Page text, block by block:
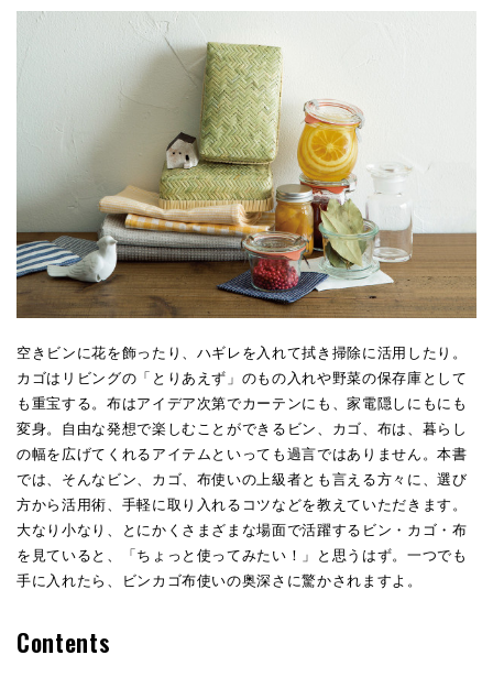
空きビンに花を飾ったり、ハギレを入れて拭き掃除に活用したり。
カゴはリビングの「とりあえず」のもの入れや野菜の保存庫として
も重宝する。布はアイデア次第でカーテンにも、家電隠しにもにも
変身。自由な発想で楽しむことができるビン、カゴ、布は、暮らし
の幅を広げてくれるアイテムといっても過言ではありません。本書
では、そんなビン、カゴ、布使いの上級者とも言える方々に、選び
方から活用術、手軽に取り入れるコツなどを教えていただきます。
大なり小なり、とにかくさまざまな場面で活躍するビン・カゴ・布
を見ていると、「ちょっと使ってみたい！」と思うはず。一つでも
手に入れたら、ビンカゴ布使いの奥深さに驚かされますよ。
Contents